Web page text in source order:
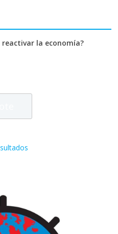
reactivar la economía?